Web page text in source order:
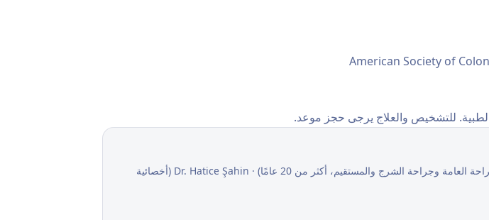
American Society of
للتشخيص والعلاج يرجى حجز موعد.
المسؤولون الطبيون: Op. Dr. Yasir Gözü (أخصائي الجراحة العامة وجراحة الشرج والمستقيم، أكثر من 20 عامًا) · Dr. Hatice Şahin (أخصائية